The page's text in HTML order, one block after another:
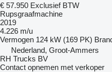
€ 57.950 Exclusief BTW
Rupsgraafmachine
2019
4.226 m/u
Vermogen 124 kW (169 PK)
Nederland, Groot-Ammers
RH Trucks BV
Contact opnemen met verkoper